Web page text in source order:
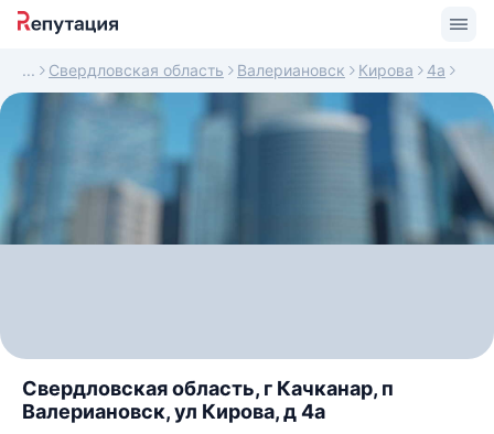
Свердловская область Валериановск Кирова 4а
Свердловская область, г Качканар, п
Валериановск, ул Кирова, д 4а